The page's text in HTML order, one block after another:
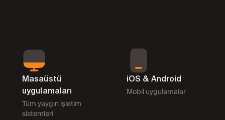
Hisseler
Masaüstü
uygulamaları
Tüm yaygın işletim
sistemleri
iOS & Android
Mobil uygulamalar